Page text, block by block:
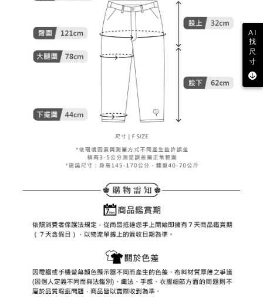
お支払期限は、ショップが請求した期日と、AFTEEで延長できる日数をも
とに計算されます。AFTEEで注文すると、商品を受け取るまで支払い期限
を延長できますが、商品を期限内に受け取れない場合があります（例：予
約商品や商品到着日が比較的遅い商品）。そのため、商品到着の有無に関
わらず、AFTEEで指定された期限内にお支払いください。
1.初回 AFTEEを ご利用の際に、認証結果及び当社の審査の結果に基づ
3.現在、台湾の会員のみご利用いただけます。
三、利用規約「AFTEE代金後払い」（以下当サービスという）はネットプ
ます。当サービスご利用の際に提供しなければならない個人情報（注文者
の氏名、電話番号、受取人の氏名、電話番号、受取人住所を含むがこれに
す。AFTEEの個人情報の収集、処理、利用について、詳細はAFTEE公式ホ
ームページの『個人情報の収集、処理及び利用に関する声明』をご参照く
https://aftee.tw/privacypolicy/）。
AFTEEの初回ご利用の際に、審査を通過すれば、最高額がNT$10,000にな
ります。支払い期限を過ぎた場合、その金額に基づいて年利20%の遅延滞
納金が加算されます。未成年の利用者は、事前に法定代理人または後見人
の同意を得ればAFTEEをご利用いただけます。
個人情報の処理、利用について疑問がある、または関連する法律の権利を
行使したい場合は、ネットプロテクションズ cs_tw@netprotections.co.jp
送料無料
AI
找
尺
寸